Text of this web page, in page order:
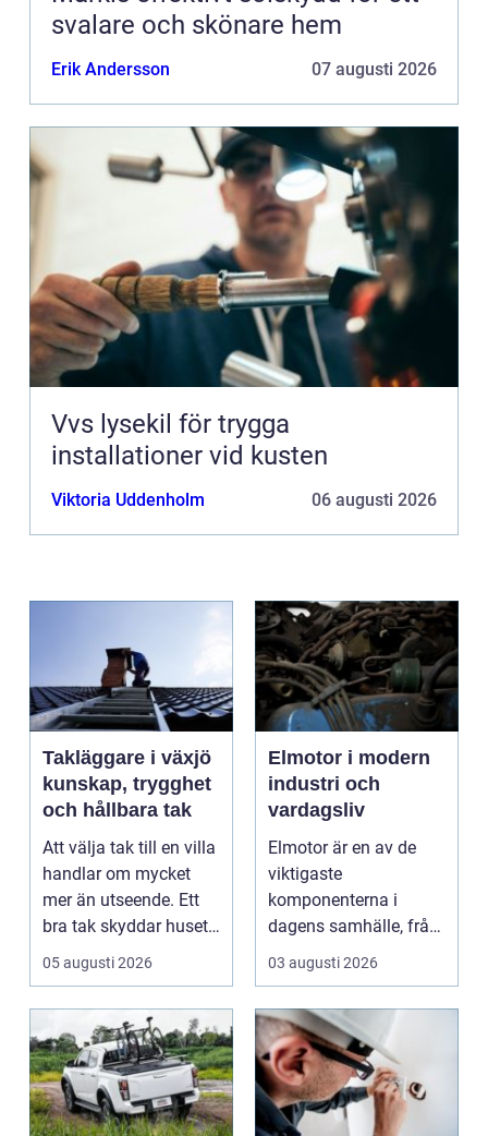
svalare och skönare hem
Erik Andersson 07 augusti 2026
Vvs lysekil för trygga
installationer vid kusten
Viktoria Uddenholm 06 augusti 2026
Takläggare i växjö
kunskap, trygghet
och hållbara tak
Att välja tak till en villa
handlar om mycket
mer än utseende. Ett
bra tak skyddar huset
mot regn, s...
05 augusti 2026
Elmotor i modern
industri och
vardagsliv
Elmotor är en av de
viktigaste
komponenterna i
dagens samhälle, från
små hushållsapparater
till stor...
03 augusti 2026